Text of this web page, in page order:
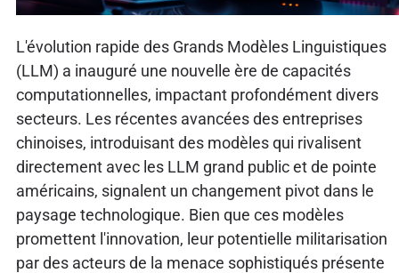
L'évolution rapide des Grands Modèles Linguistiques
(LLM) a inauguré une nouvelle ère de capacités
computationnelles, impactant profondément divers
secteurs. Les récentes avancées des entreprises
chinoises, introduisant des modèles qui rivalisent
directement avec les LLM grand public et de pointe
américains, signalent un changement pivot dans le
paysage technologique. Bien que ces modèles
promettent l'innovation, leur potentielle militarisation
par des acteurs de la menace sophistiqués présente